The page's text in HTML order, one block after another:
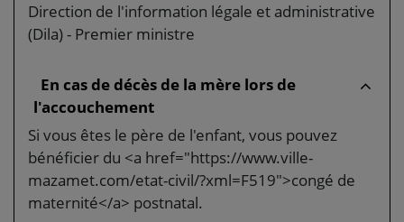
Direction de l'information légale et administrative
(Dila) - Premier ministre
En cas de décès de la mère lors de
l'accouchement
Si vous êtes le père de l'enfant, vous pouvez
bénéficier du <a href="https://www.ville-
mazamet.com/etat-civil/?xml=F519">congé de
maternité</a> postnatal.